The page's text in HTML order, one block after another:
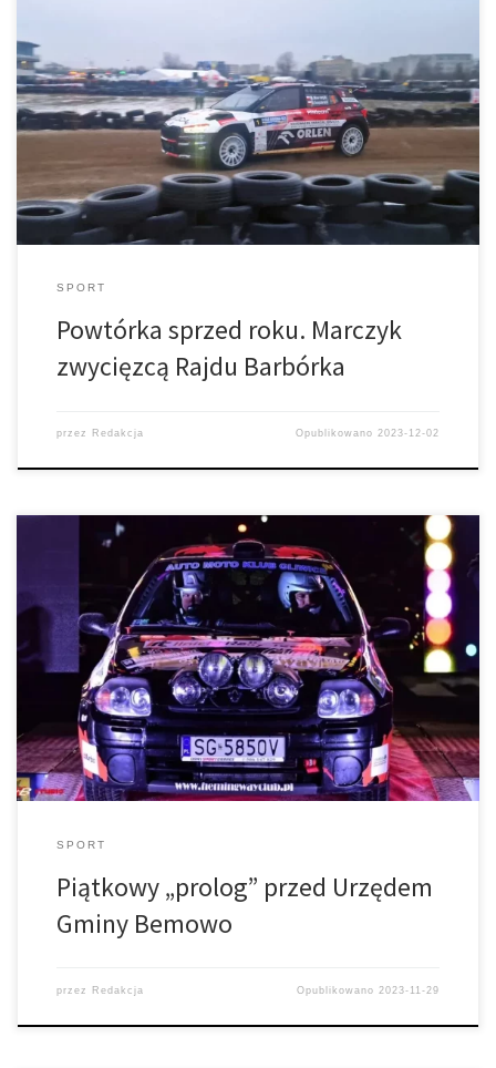
1. Marczyk / Gospodarczyk Skoda Fabia RS Rally 2 2. Wróblewski /
Wróbel Skoda Fabia Rally2 EVO +2,33 3. Chuchała / Rozwadowski
Skoda Fabia Rally2 EVO +9,96 4. Ratajczyk / Szcześniak Skoda
Fabia Rally2 +10,09 5. Szeja / Szeja Skoda Fabia +13,75
SPORT
Powtórka sprzed roku. Marczyk
zwycięzcą Rajdu Barbórka
przez Redakcja Opublikowano2023-12-02
1 grudnia 2023, godzina 18:30 – 20:00, Urząd Dzielnicy Bemowo,
Ul. Powstańców Śląskich 70
SPORT
Piątkowy „prolog” przed Urzędem
Gminy Bemowo
przez Redakcja Opublikowano 2023-11-29